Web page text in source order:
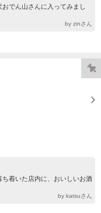
でん山さんに入ってみまし
by zinさん
着いた店内に、おいしいお酒
by katsuさん